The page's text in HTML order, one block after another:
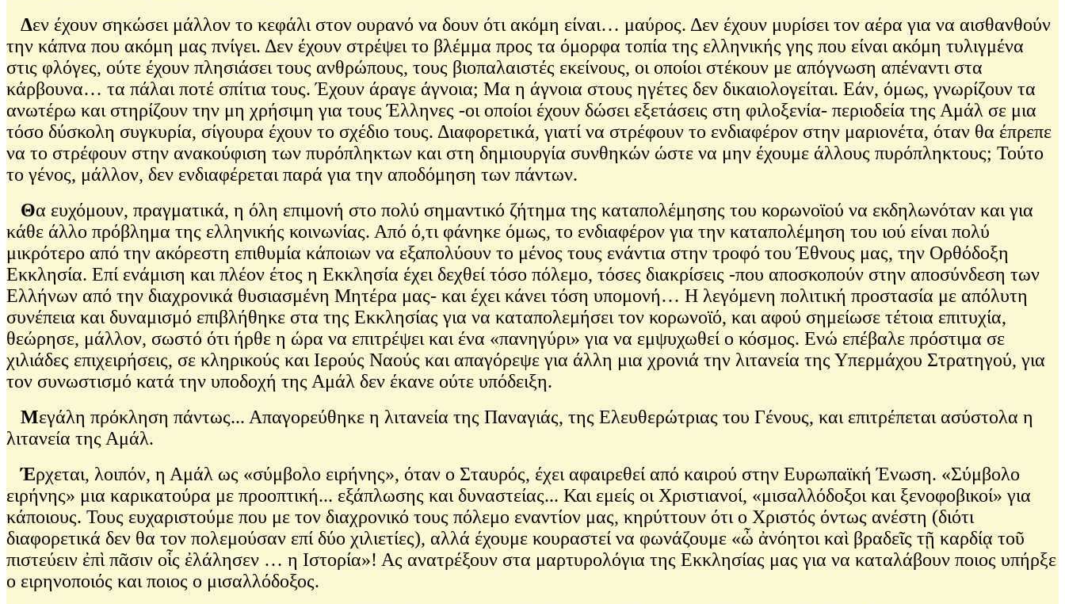
Δεν έχουν σηκώσει μάλλον το κεφάλι στον ουρανό να δουν ότι ακόμη είναι… μαύρος. Δεν έχουν μυρίσει τον αέρα για να αισθανθούν
την κάπνα που ακόμη μας πνίγει. Δεν έχουν στρέψει το βλέμμα προς τα όμορφα τοπία της ελληνικής γης που είναι ακόμη τυλιγμένα
στις φλόγες, ούτε έχουν πλησιάσει τους ανθρώπους, τους βιοπαλαιστές εκείνους, οι οποίοι στέκουν με απόγνωση απέναντι στα
κάρβουνα… τα πάλαι ποτέ σπίτια τους. Έχουν άραγε άγνοια; Μα η άγνοια στους ηγέτες δεν δικαιολογείται. Εάν, όμως, γνωρίζουν τα
ανωτέρω και στηρίζουν την μη χρήσιμη για τους Έλληνες -οι οποίοι έχουν δώσει εξετάσεις στη φιλοξενία- περιοδεία της Αμάλ σε μια
τόσο δύσκολη συγκυρία, σίγουρα έχουν το σχέδιο τους. Διαφορετικά, γιατί να στρέφουν το ενδιαφέρον στην μαριονέτα, όταν θα έπρεπε
να το στρέφουν στην ανακούφιση των πυρόπληκτων και στη δημιουργία συνθηκών ώστε να μην έχουμε άλλους πυρόπληκτους; Τούτο
το γένος, μάλλον, δεν ενδιαφέρεται παρά για την αποδόμηση των πάντων.
Θα ευχόμουν, πραγματικά, η όλη επιμονή στο πολύ σημαντικό ζήτημα της καταπολέμησης του κορωνοϊού να εκδηλωνόταν και για
κάθε άλλο πρόβλημα της ελληνικής κοινωνίας. Από ό,τι φάνηκε όμως, το ενδιαφέρον για την καταπολέμηση του ιού είναι πολύ
μικρότερο από την ακόρεστη επιθυμία κάποιων να εξαπολύουν το μένος τους ενάντια στην τροφό του Έθνους μας, την Ορθόδοξη
Εκκλησία. Επί ενάμιση και πλέον έτος η Εκκλησία έχει δεχθεί τόσο πόλεμο, τόσες διακρίσεις -που αποσκοπούν στην αποσύνδεση των
Ελλήνων από την διαχρονικά θυσιασμένη Μητέρα μας- και έχει κάνει τόση υπομονή… Η λεγόμενη πολιτική προστασία με απόλυτη
συνέπεια και δυναμισμό επιβλήθηκε στα της Εκκλησίας για να καταπολεμήσει τον κορωνοϊό, και αφού σημείωσε τέτοια επιτυχία,
θεώρησε, μάλλον, σωστό ότι ήρθε η ώρα να επιτρέψει και ένα «πανηγύρι» για να εμψυχωθεί ο κόσμος. Ενώ επέβαλε πρόστιμα σε
χιλιάδες επιχειρήσεις, σε κληρικούς και Ιερούς Ναούς και απαγόρεψε για άλλη μια χρονιά την λιτανεία της Υπερμάχου Στρατηγού, για
τον συνωστισμό κατά την υποδοχή της Αμάλ δεν έκανε ούτε υπόδειξη.
Μεγάλη πρόκληση πάντως... Απαγορεύθηκε η λιτανεία της Παναγιάς, της Ελευθερώτριας του Γένους, και επιτρέπεται ασύστολα η
λιτανεία της Αμάλ.
Έρχεται, λοιπόν, η Αμάλ ως «σύμβολο ειρήνης», όταν ο Σταυρός, έχει αφαιρεθεί από καιρού στην Ευρωπαϊκή Ένωση. «Σύμβολο
ειρήνης» μια καρικατούρα με προοπτική... εξάπλωσης και δυναστείας... Και εμείς οι Χριστιανοί, «μισαλλόδοξοι και ξενοφοβικοί» για
κάποιους. Τους ευχαριστούμε που με τον διαχρονικό τους πόλεμο εναντίον μας, κηρύττουν ότι ο Χριστός όντως ανέστη (διότι
διαφορετικά δεν θα τον πολεμούσαν επί δύο χιλιετίες), αλλά έχουμε κουραστεί να φωνάζουμε «ὦ ἀνόητοι καὶ βραδεῖς τῇ καρδίᾳ τοῦ
πιστεύειν ἐπὶ πᾶσιν οἷς ἐλάλησεν … η Ιστορία»! Ας ανατρέξουν στα μαρτυρολόγια της Εκκλησίας μας για να καταλάβουν ποιος υπήρξε
ο ειρηνοποιός και ποιος ο μισαλλόδοξος.